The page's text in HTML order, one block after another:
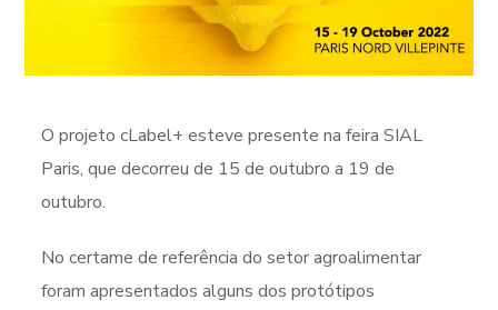
O projeto cLabel+ esteve presente na feira SIAL
Paris, que decorreu de 15 de outubro a 19 de
outubro.
No certame de referência do setor agroalimentar
foram apresentados alguns dos protótipos